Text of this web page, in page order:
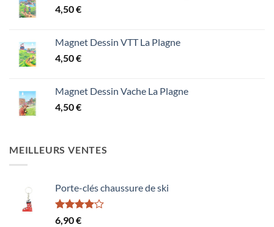
4,50€
Magnet Dessin VTT La Plagne
4,50€
Magnet Dessin Vache La Plagne
4,50€
MEILLEURS VENTES
Porte-clés chaussure de ski
Note
6,90€